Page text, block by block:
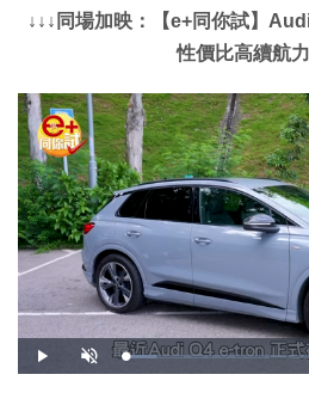
↓↓↓同場加映：【e+同你試】
性價比高續航
播
放
開
啟
載
入